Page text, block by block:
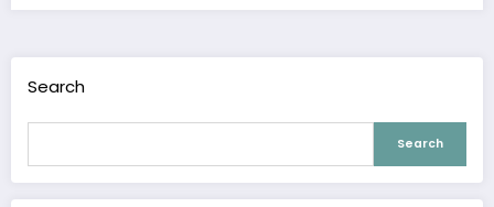
Search
Search